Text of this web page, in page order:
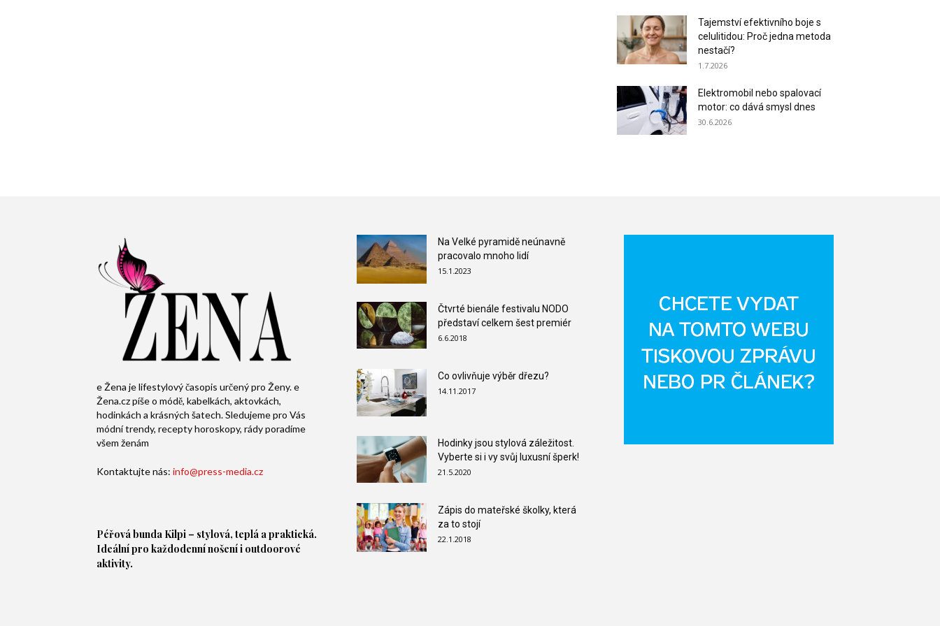
Tajemství efektivního boje s
celulitidou: Proč jedna metoda
nestačí?
1.7.2026
Elektromobil nebo spalovací
motor: co dává smysl dnes
30.6.2026
e Žena je lifestylový časopis určený pro Ženy. e
Žena.cz píše o módě, kabelkách, aktovkách,
hodinkách a krásných šatech. Sledujeme pro Vás
módní trendy, recepty horoskopy, rády poradíme
všem ženám
Kontaktujte nás: info@press-media.cz
Péřová bunda Kilpi – stylová, teplá a praktická.
Ideální pro každodenní nošení i outdoorové
aktivity.
Na Velké pyramidě neúnavně
pracovalo mnoho lidí
15.1.2023
Čtvrté bienále festivalu NODO
představí celkem šest premiér
6.6.2018
Co ovlivňuje výběr dřezu?
14.11.2017
Hodinky jsou stylová záležitost.
Vyberte si i vy svůj luxusní šperk!
21.5.2020
Zápis do mateřské školky, která
za to stojí
22.1.2018